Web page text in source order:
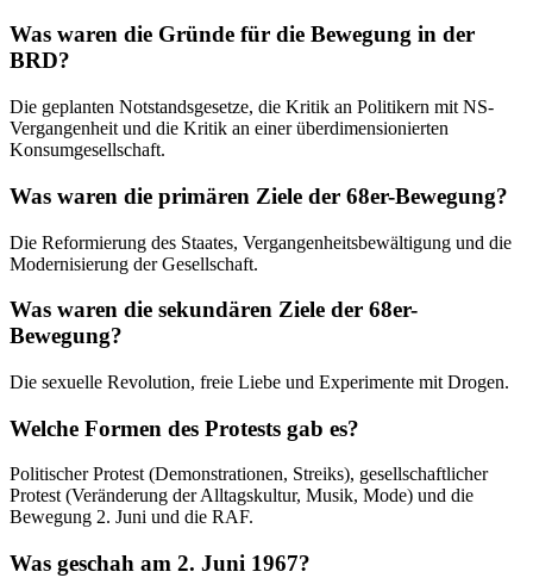
Was waren die Gründe für die Bewegung in der
BRD?
Die geplanten Notstandsgesetze, die Kritik an Politikern mit NS-
Vergangenheit und die Kritik an einer überdimensionierten
Konsumgesellschaft.
Was waren die primären Ziele der 68er-Bewegung?
Die Reformierung des Staates, Vergangenheitsbewältigung und die
Modernisierung der Gesellschaft.
Was waren die sekundären Ziele der 68er-
Bewegung?
Die sexuelle Revolution, freie Liebe und Experimente mit Drogen.
Welche Formen des Protests gab es?
Politischer Protest (Demonstrationen, Streiks), gesellschaftlicher
Protest (Veränderung der Alltagskultur, Musik, Mode) und die
Bewegung 2. Juni und die RAF.
Was geschah am 2. Juni 1967?